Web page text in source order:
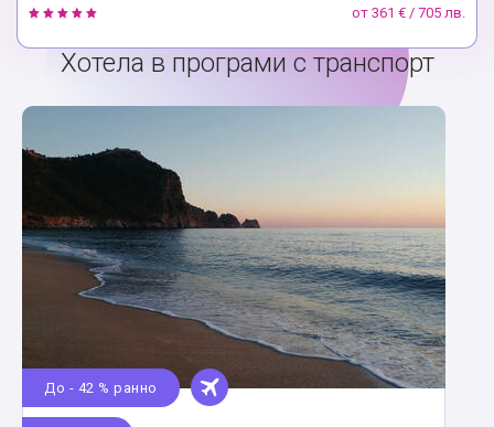
от 361 € / 705 лв.
Хотела в програми с транспорт
До - 42 % ранно